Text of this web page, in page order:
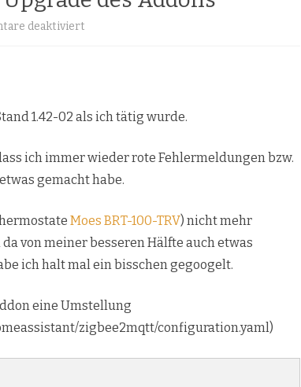
deaktiviert
nach
des
1.42-02 als ich tätig wurde.
ich immer wieder rote Fehlermeldungen bzw.
gemacht habe.
Moes BRT-100-TRV) nicht mehr
von meiner besseren Hälfte auch etwas
ich halt mal ein bisschen gegoogelt.
eine Umstellung
zigbee2mqtt/configuration.yaml)